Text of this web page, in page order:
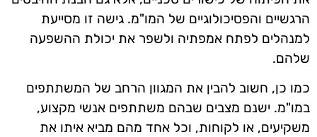
הרגשיים והפסיכולוגיים של המו"מ. גישה זו מסייעת
למנהלים לפתח אמפתיה ולשפר את יכולת ההשפעה
שלהם.
כמו כן, חשוב להבין את המגוון הרחב של המשתתפים
במו"מ. ישנם מצבים שבהם משתתפים אנשי מקצוע,
משקיעים, או לקוחות, וכל אחד מהם מביא איתו את